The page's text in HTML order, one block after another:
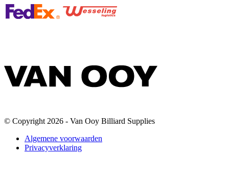
© Copyright 2026 - Van Ooy Billiard Supplies
Algemene voorwaarden
Privacyverklaring